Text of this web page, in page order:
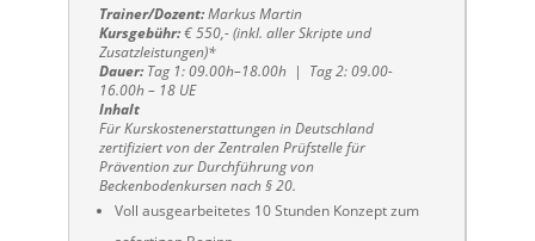
Trainer/Dozent:Markus Martin
Kursgebühr:€ 550,- (inkl. aller Skripte und
Zusatzleistungen)*
Dauer: Tag 1: 09.00h–18.00h | Tag 2: 09.00-
16.00h – 18 UE
Inhalt
Für Kurskostenerstattungen in Deutschland
zertifiziert von der Zentralen Prüfstelle für
Prävention zur Durchführung von
Beckenbodenkursen nach § 20.
Voll ausgearbeitetes 10 Stunden Konzept zum